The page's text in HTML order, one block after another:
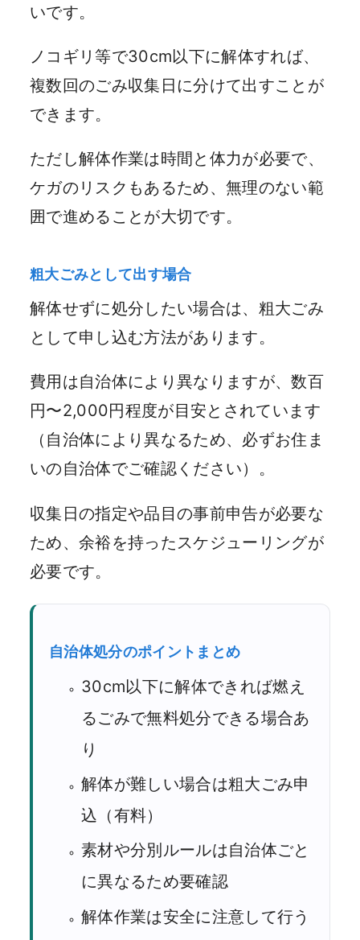
いです。
ノコギリ等で30cm以下に解体すれば、
複数回のごみ収集日に分けて出すことが
できます。
ただし解体作業は時間と体力が必要で、
ケガのリスクもあるため、無理のない範
囲で進めることが大切です。
粗大ごみとして出す場合
解体せずに処分したい場合は、粗大ごみ
として申し込む方法があります。
費用は自治体により異なりますが、数百
円〜2,000円程度が目安とされています
（自治体により異なるため、必ずお住ま
いの自治体でご確認ください）。
収集日の指定や品目の事前申告が必要な
ため、余裕を持ったスケジューリングが
必要です。
自治体処分のポイントまとめ
30cm以下に解体できれば燃え
るごみで無料処分できる場合あ
り
解体が難しい場合は粗大ごみ申
込（有料）
素材や分別ルールは自治体ごと
に異なるため要確認
解体作業は安全に注意して行う